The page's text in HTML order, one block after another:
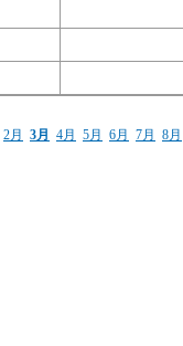
2月 3月 4月 5月 6月 7月 8月